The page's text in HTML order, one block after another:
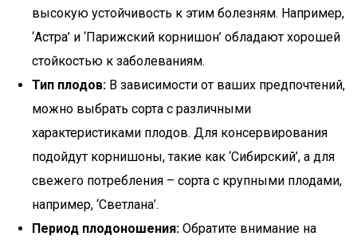
высокую устойчивость к этим болезням. Например,
‘Астра’ и ‘Парижский корнишон’ обладают хорошей
стойкостью к заболеваниям.
Тип плодов: В зависимости от ваших предпочтений,
можно выбрать сорта с различными
характеристиками плодов. Для консервирования
подойдут корнишоны, такие как ‘Сибирский’, а для
свежего потребления – сорта с крупными плодами,
например, ‘Светлана’.
Период плодоношения: Обратите внимание на